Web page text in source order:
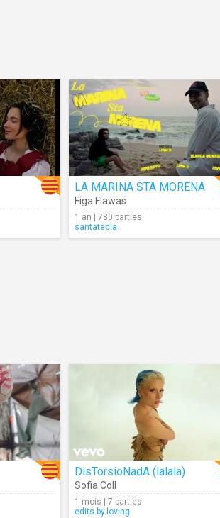
LA MARINA STA MORENA
Figa Flawas
1 an | 780 parties
santatecla
DisTorsioNadA (lalala)
Sofia Coll
1 mois | 7 parties
edits.by.loving